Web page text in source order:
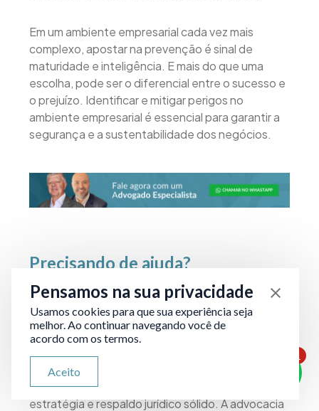
Em um ambiente empresarial cada vez mais
complexo, apostar na prevenção é sinal de
maturidade e inteligência. E mais do que uma
escolha, pode ser o diferencial entre o sucesso e
o prejuízo. Identificar e mitigar perigos no
ambiente empresarial é essencial para garantir a
segurança e a sustentabilidade dos negócios.
Precisando de ajuda?
Na Garrastazu Advogados, atuamos com foco em
soluções preventivas que garantem mais
segurança, economia e previsibilidade para
trabalho vai além de resolver conflitos —
buscamos evitá-los desde o início, com
estratégia e respaldo jurídico sólido. A advocacia
1
Pensamos na sua privacidade
Usamos cookies para que sua experiência seja
melhor. Ao continuar navegando você de
acordo com os termos.
Aceito